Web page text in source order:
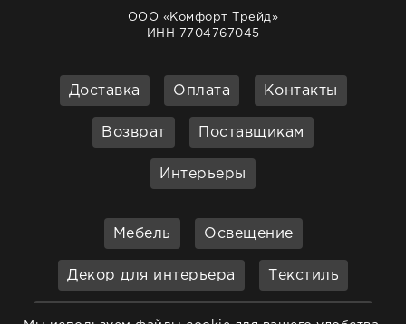
ООО «Комфорт Трейд»
ИНН 7704767045
Доставка Оплата Контакты
Возврат Поставщикам
Интерьеры
Мебель Освещение
Декор для интерьера Текстиль
Кухонные принадлежности и